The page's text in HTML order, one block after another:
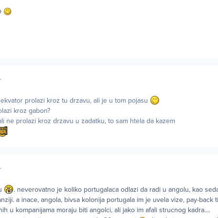
prolazi kroz tu drzavu, ali je u tom pojasu
kroz gabon?
ne prolazi kroz drzavu u zadatku, to sam htela da kazem
. neverovatno je koliko portugalaca odlazi da radi u angolu, kao
a inace, angola, bivsa kolonija portugala im je uvela vize, pay-back
u kompanijama moraju biti angolci, ali jako im afali strucnog kadra....